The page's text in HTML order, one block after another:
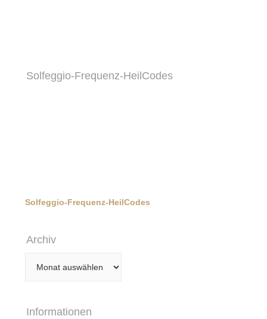
Solfeggio-Frequenz-HeilCodes
Solfeggio-Frequenz-HeilCodes
Archiv
Informationen